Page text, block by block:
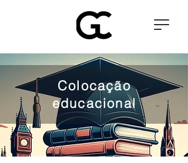
Colocação
educacional